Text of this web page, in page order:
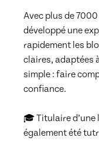
Avec plus de
développé une
rapidement les
claires, adaptées
simple : faire
confiance.
🎓 Titulaire d’une
également été